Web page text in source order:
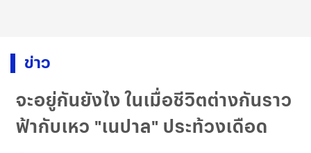
ข่าว
จะอยู่กันยังไง ในเมื่อชีวิตต่างกันราว
ฟ้ากับเหว "เนปาล" ประท้วงเดือด